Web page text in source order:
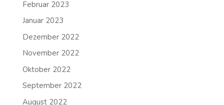
Februar 2023
Januar 2023
Dezember 2022
November 2022
Oktober 2022
September 2022
August 2022